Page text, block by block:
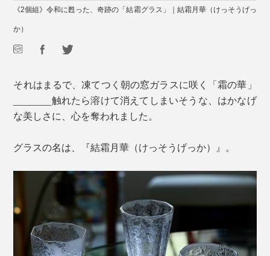
《2個組》令和に甦った、奇跡の「結霜グラス」｜結霜月華（けっそうげっ
か）
それはまるで、凍てつく朝の窓ガラスに咲く「霜の華」
_______触れたら溶けて消えてしまいそうな、はかなげ
な美しさに、心を奪われました。
グラスの名は、『結霜月華（けっそうげっか）』。